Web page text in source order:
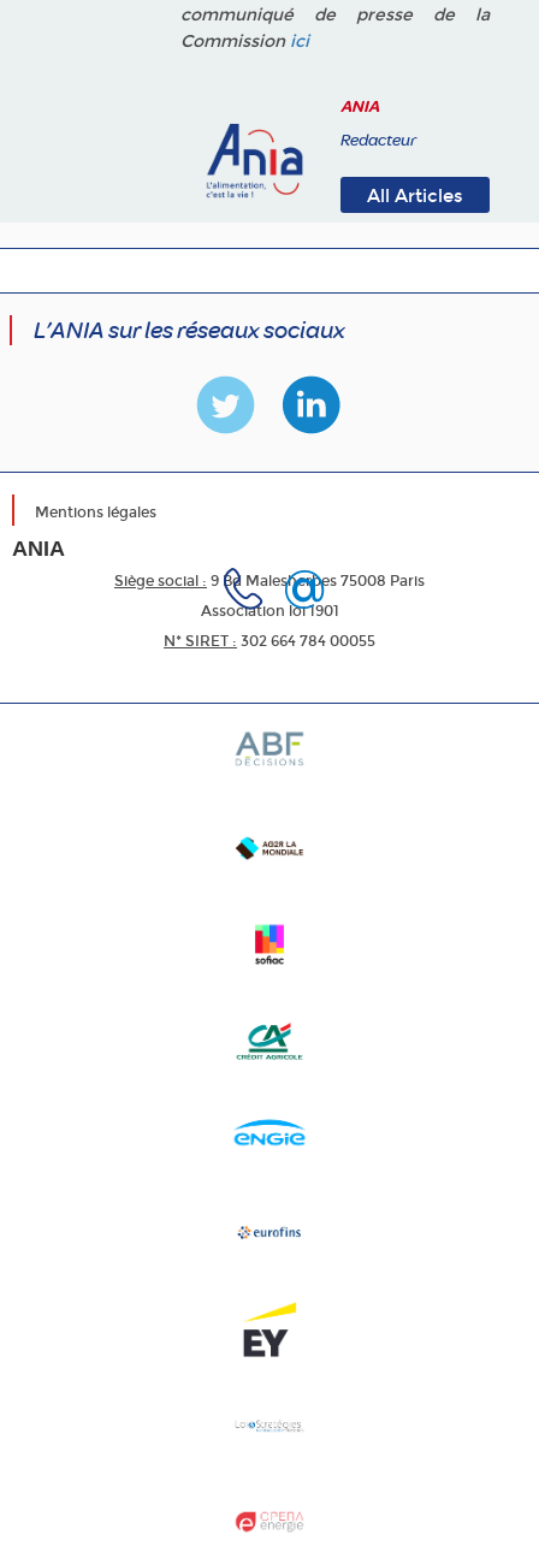
communiqué de presse de la
Commission ici
ANIA
Redacteur
All Articles
L’ANIA sur les réseaux sociaux
Mentions légales
ANIA
Siège social : 9 Bd Malesherbes 75008 Paris
Association loi 1901
N* SIRET : 302 664 784 00055